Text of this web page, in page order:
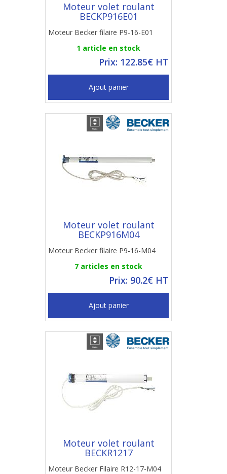
Moteur volet roulant
BECKP916E01
Moteur Becker filaire P9-16-E01
1 article en stock
Prix: 122.85€ HT
Ajout panier
Moteur volet roulant
BECKP916M04
Moteur Becker filaire P9-16-M04
7 articles en stock
Prix: 90.2€ HT
Ajout panier
Moteur volet roulant
BECKR1217
Moteur Becker Filaire R12-17-M04